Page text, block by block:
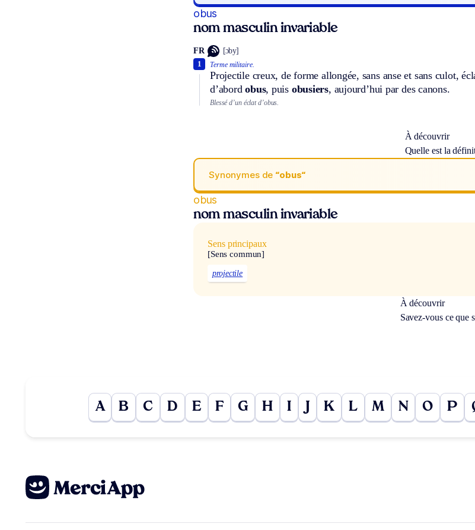
obus
nom masculin invariable
FR [ɔby]
Terme militaire.
Projectile creux, de forme allongée, sans anse et sans culot,
d’abordobus, puis obusiers, aujourd’hui par des canons.
1
Blessé d’un éclat d’obus.
À découvrir
Quelle est la
Synonymes de “obus“
obus
nom masculin invariable
Sens principaux
[Sens commun]
projectile
À découvrir
Savez-vous ce que
A B C D E F G H I J K L M N O P